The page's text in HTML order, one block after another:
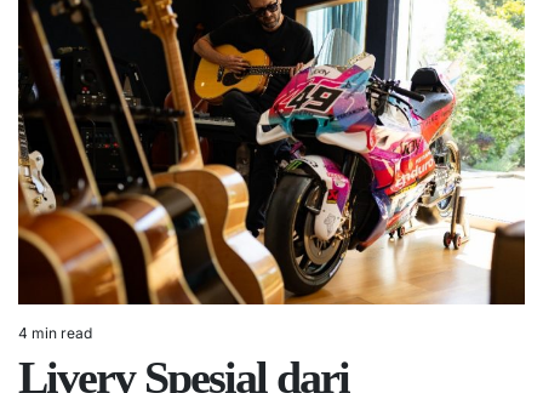
Estimated
read
time
4 min read
Livery Spesial dari